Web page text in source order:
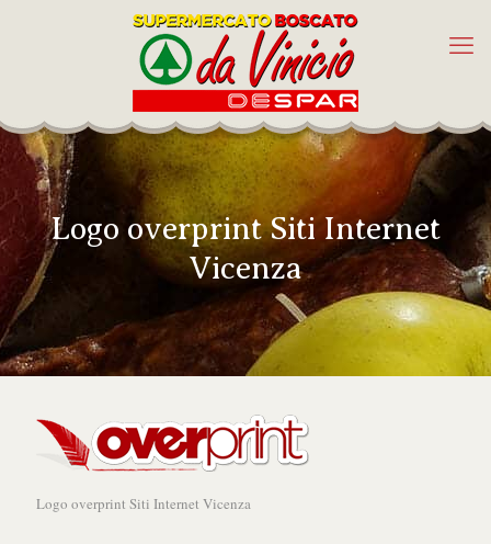
Logo overprint Siti Internet
Vicenza
Logo overprint Siti Internet Vicenza